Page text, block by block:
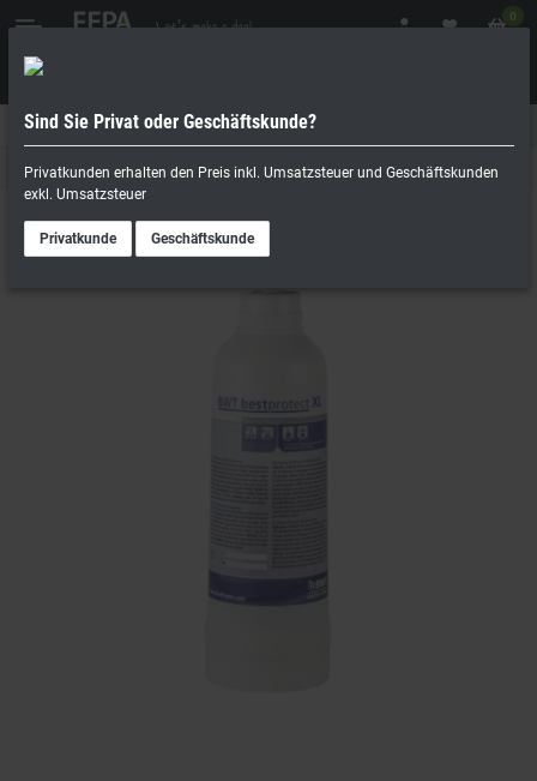
0
Geschäftskunde
Wasseraufbereitung
Sind Sie Privat oder Geschäftskunde?
Privatkunden erhalten den Preis inkl. Umsatzsteuer und Geschäftskunden
exkl. Umsatzsteuer
Privatkunde Geschäftskunde